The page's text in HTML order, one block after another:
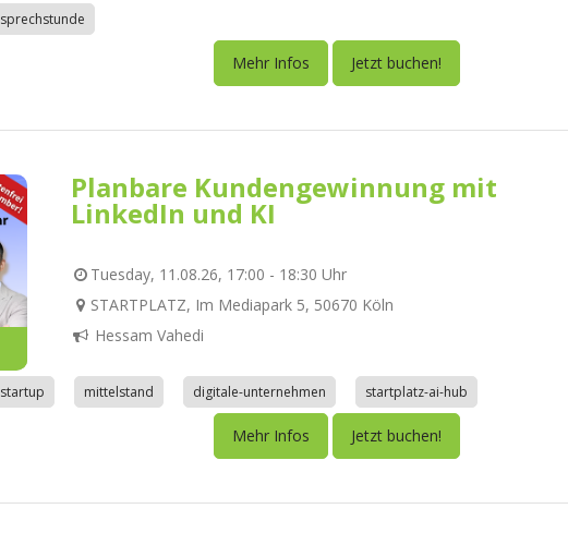
sprechstunde
Mehr Infos Jetzt buchen!
Planbare Kundengewinnung mit
LinkedIn und KI
Tuesday, 11.08.26, 17:00 - 18:30 Uhr
STARTPLATZ, Im Mediapark 5, 50670 Köln
Hessam Vahedi
startup mittelstand digitale-unternehmen startplatz-ai-hub
Mehr Infos Jetzt buchen!